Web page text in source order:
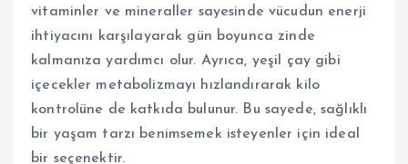
vitaminler ve mineraller sayesinde vücudun enerji
ihtiyacını karşılayarak gün boyunca zinde
kalmanıza yardımcı olur. Ayrıca, yeşil çay gibi
içecekler metabolizmayı hızlandırarak kilo
kontrolüne de katkıda bulunur. Bu sayede, sağlıklı
bir yaşam tarzı benimsemek isteyenler için ideal
bir seçenektir.